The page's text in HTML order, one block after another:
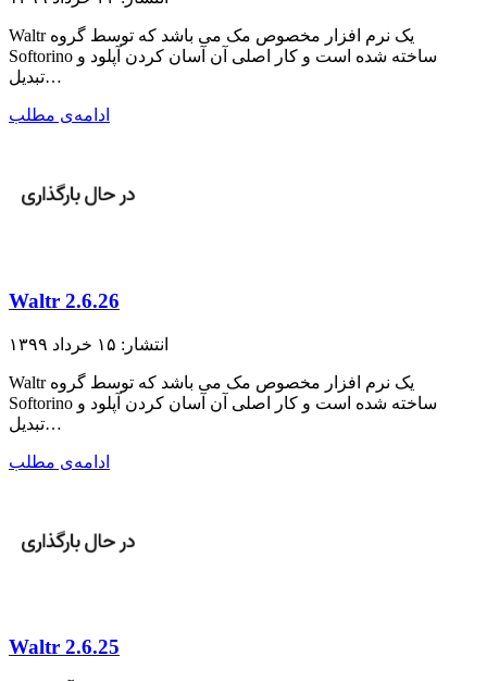
Waltr یک نرم افزار مخصوص مک می باشد که توسط گروه
Softorino ساخته شده است و کار اصلی آن آسان کردن آپلود و
تبدیل…
ادامه‌ی مطلب
Waltr 2.6.26
انتشار: ۱۵ خرداد ۱۳۹۹
Waltr یک نرم افزار مخصوص مک می باشد که توسط گروه
Softorino ساخته شده است و کار اصلی آن آسان کردن آپلود و
تبدیل…
ادامه‌ی مطلب
Waltr 2.6.25